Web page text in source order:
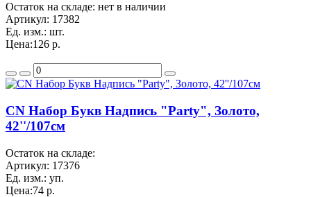
Остаток на складе: нет в наличии
Артикул: 17382
Ед. изм.: шт.
Цена:126 р.
CN Набор Букв Надпись "Party", Золото,
42''/107см
Остаток на складе:
Артикул: 17376
Ед. изм.: уп.
Цена:74 р.